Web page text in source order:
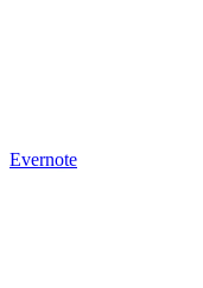
Evernote